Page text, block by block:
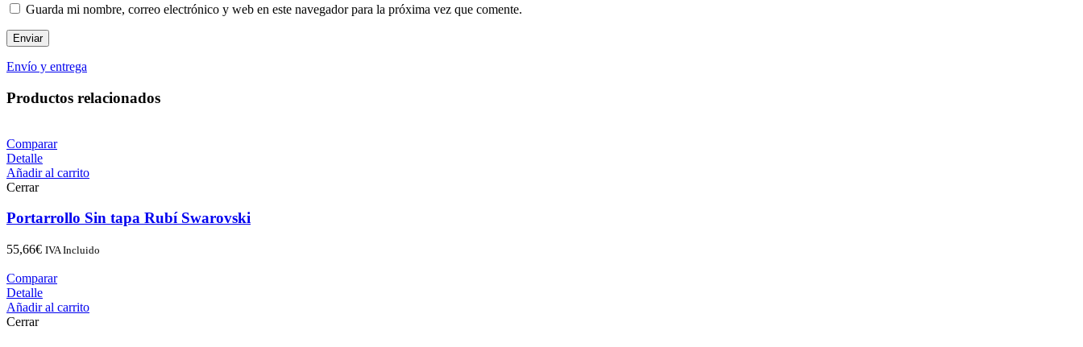
Guarda mi nombre, correo electrónico y web en este navegador para la próxima vez que comente.
Envío y entrega
Productos relacionados
Comparar
Detalle
Añadir al carrito
Cerrar
Portarrollo Sin tapa Rubí Swarovski
55,66€ IVA Incluido
Comparar
Detalle
Añadir al carrito
Cerrar